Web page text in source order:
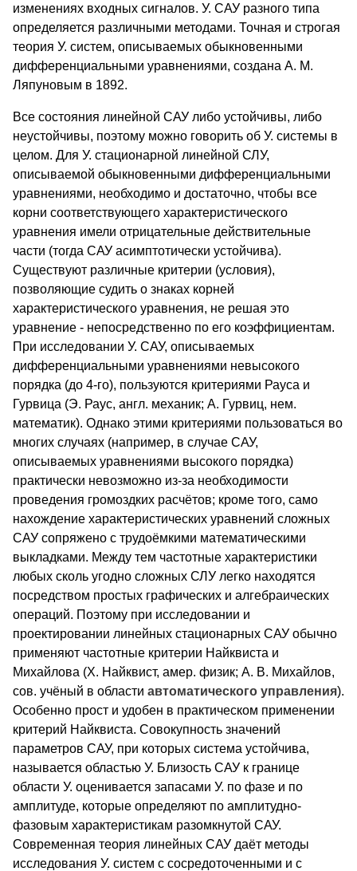
изменениях входных сигналов. У. САУ разного типа
определяется различными методами. Точная и строгая
теория У. систем, описываемых обыкновенными
дифференциальными уравнениями, создана А. М.
Ляпуновым в 1892.
Все состояния линейной САУ либо устойчивы, либо
неустойчивы, поэтому можно говорить об У. системы в
целом. Для У. стационарной линейной СЛУ,
описываемой обыкновенными дифференциальными
уравнениями, необходимо и достаточно, чтобы все
корни соответствующего характеристического
уравнения имели отрицательные действительные
части (тогда САУ асимптотически устойчива).
Существуют различные критерии (условия),
позволяющие судить о знаках корней
характеристического уравнения, не решая это
уравнение - непосредственно по его коэффициентам.
При исследовании У. САУ, описываемых
дифференциальными уравнениями невысокого
порядка (до 4-го), пользуются критериями Рауса и
Гурвица (Э. Раус, англ. механик; А. Гурвиц, нем.
математик). Однако этими критериями пользоваться во
многих случаях (например, в случае САУ,
описываемых уравнениями высокого порядка)
практически невозможно из-за необходимости
проведения громоздких расчётов; кроме того, само
нахождение характеристических уравнений сложных
САУ сопряжено с трудоёмкими математическими
выкладками. Между тем частотные характеристики
любых сколь угодно сложных СЛУ легко находятся
посредством простых графических и алгебраических
операций. Поэтому при исследовании и
проектировании линейных стационарных САУ обычно
применяют частотные критерии Найквиста и
Михайлова (Х. Найквист, амер. физик; А. В. Михайлов,
сов. учёный в области автоматического управления).
Особенно прост и удобен в практическом применении
критерий Найквиста. Совокупность значений
параметров САУ, при которых система устойчива,
называется областью У. Близость САУ к границе
области У. оценивается запасами У. по фазе и по
амплитуде, которые определяют по амплитудно-
фазовым характеристикам разомкнутой САУ.
Современная теория линейных САУ даёт методы
исследования У. систем с сосредоточенными и с